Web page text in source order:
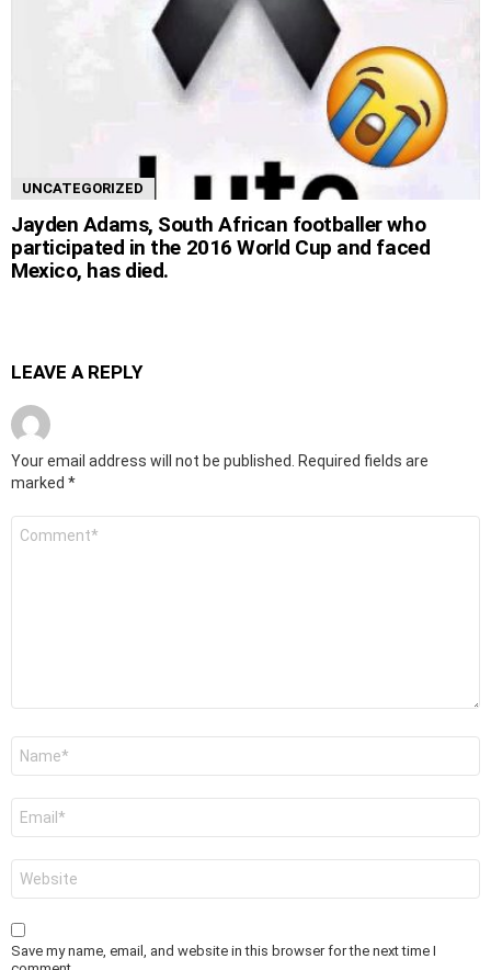
UNCATEGORIZED
Jayden Adams, South African footballer who
participated in the 2016 World Cup and faced
Mexico, has died.
LEAVE A REPLY
Your email address will not be published.
Required fields are
marked *
Save my name, email, and website in this browser for the next time I